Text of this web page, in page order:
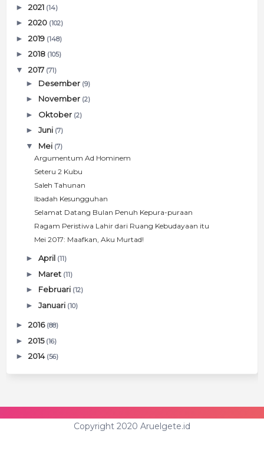
► 2021 (14)
► 2020 (102)
► 2019 (148)
► 2018 (105)
▼ 2017 (71)
► Desember (9)
► November (2)
► Oktober (2)
► Juni (7)
▼ Mei (7)
Argumentum Ad Hominem
Seteru 2 Kubu
Saleh Tahunan
Ibadah Kesungguhan
Selamat Datang Bulan Penuh Kepura-puraan
Ragam Peristiwa Lahir dari Ruang Kebudayaan itu
Mei 2017: Maafkan, Aku Murtad!
► April (11)
► Maret (11)
► Februari (12)
► Januari (10)
► 2016 (88)
► 2015 (16)
► 2014 (56)
Copyright 2020 Aruelgete.id